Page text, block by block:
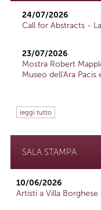
24/07/2026
Call for Abstracts -
23/07/2026
Mostra Robert
Museo dell'Ara
leggi tutto
SALA STAMPA
10/06/2026
Artisti a Villa Borghese